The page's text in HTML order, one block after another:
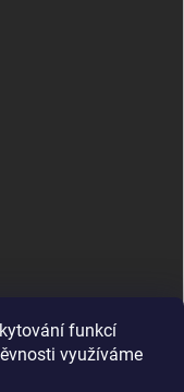
funkcí
využíváme